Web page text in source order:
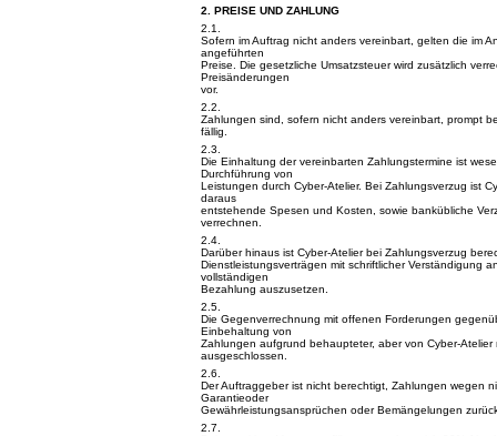
2. PREISE UND ZAHLUNG
2.1.
Sofern im Auftrag nicht anders vereinbart, gelten die im
angeführten
Preise. Die gesetzliche Umsatzsteuer wird zusätzlich
Preisänderungen
vor.
2.2.
Zahlungen sind, sofern nicht anders vereinbart, prompt
fällig.
2.3.
Die Einhaltung der vereinbarten Zahlungstermine ist
Durchführung von
Leistungen durch Cyber-Atelier. Bei Zahlungsverzug ist
daraus
entstehende Spesen und Kosten, sowie bankübliche
verrechnen.
2.4.
Darüber hinaus ist Cyber-Atelier bei Zahlungsverzug
Dienstleistungsverträgen mit schriftlicher Verständigung
vollständigen
Bezahlung auszusetzen.
2.5.
Die Gegenverrechnung mit offenen Forderungen
Einbehaltung von
Zahlungen aufgrund behaupteter, aber von Cyber-
ausgeschlossen.
2.6.
Der Auftraggeber ist nicht berechtigt, Zahlungen wegen
Garantieoder
Gewährleistungsansprüchen oder Bemängelungen
2.7.